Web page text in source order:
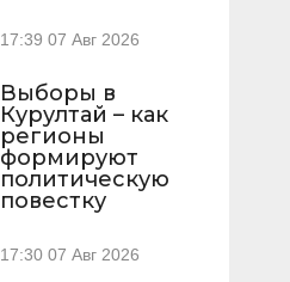
17:39 07 Авг 2026
Выборы в
Курултай – как
регионы
формируют
политическую
повестку
17:30 07 Авг 2026